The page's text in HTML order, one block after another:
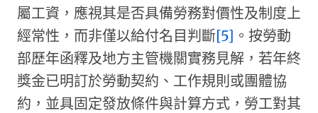
屬工資，應視其是否具備勞務對價性及制度上
經常性，而非僅以給付名目判斷[5] 。按勞動
部歷年函釋及地方主管機關實務見解，若年終
獎金已明訂於勞動契約、工作規則或團體協
約，並具固定發放條件與計算方式，勞工對其